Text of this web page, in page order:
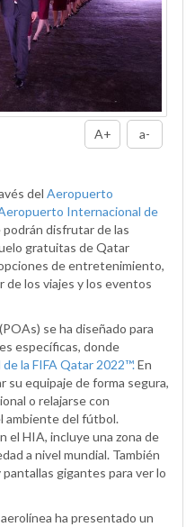
A+ a-
del Aeropuerto
Internacional de
disfrutar de las
gratuitas de Qatar
de entretenimiento,
de los viajes y los eventos
se ha diseñado para
específicas, donde
la FIFA Qatar 2022™.En
su equipaje de forma segura,
o relajarse con
ambiente del fútbol.
el HIA, incluye una zona de
a nivel mundial. También
gigantes para ver lo
ha presentado un